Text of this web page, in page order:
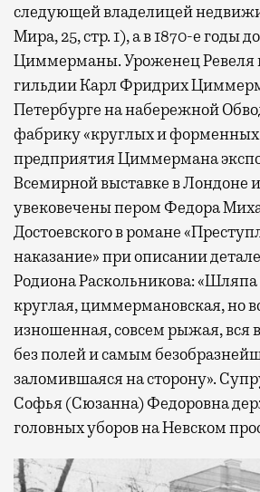
следующей владелицей
Мира, 25, стр. 1), а в 1870-е годы
Циммерманы. Уроженец Ревеля
гильдии Карл Фридрих
Петербурге на набережной
фабрику «круглых и
предприятия Циммермана
Всемирной выставке в Лондоне
увековечены пером Федора
Достоевского в романе
наказание» при описании
Родиона Раскольникова: «Шляпа
круглая, циммермановская, но
изношенная, совсем рыжая, вся
без полей и самым
заломившаяся на сторону».
Софья (Сюзанна) Федоровна
головных уборов на Невском